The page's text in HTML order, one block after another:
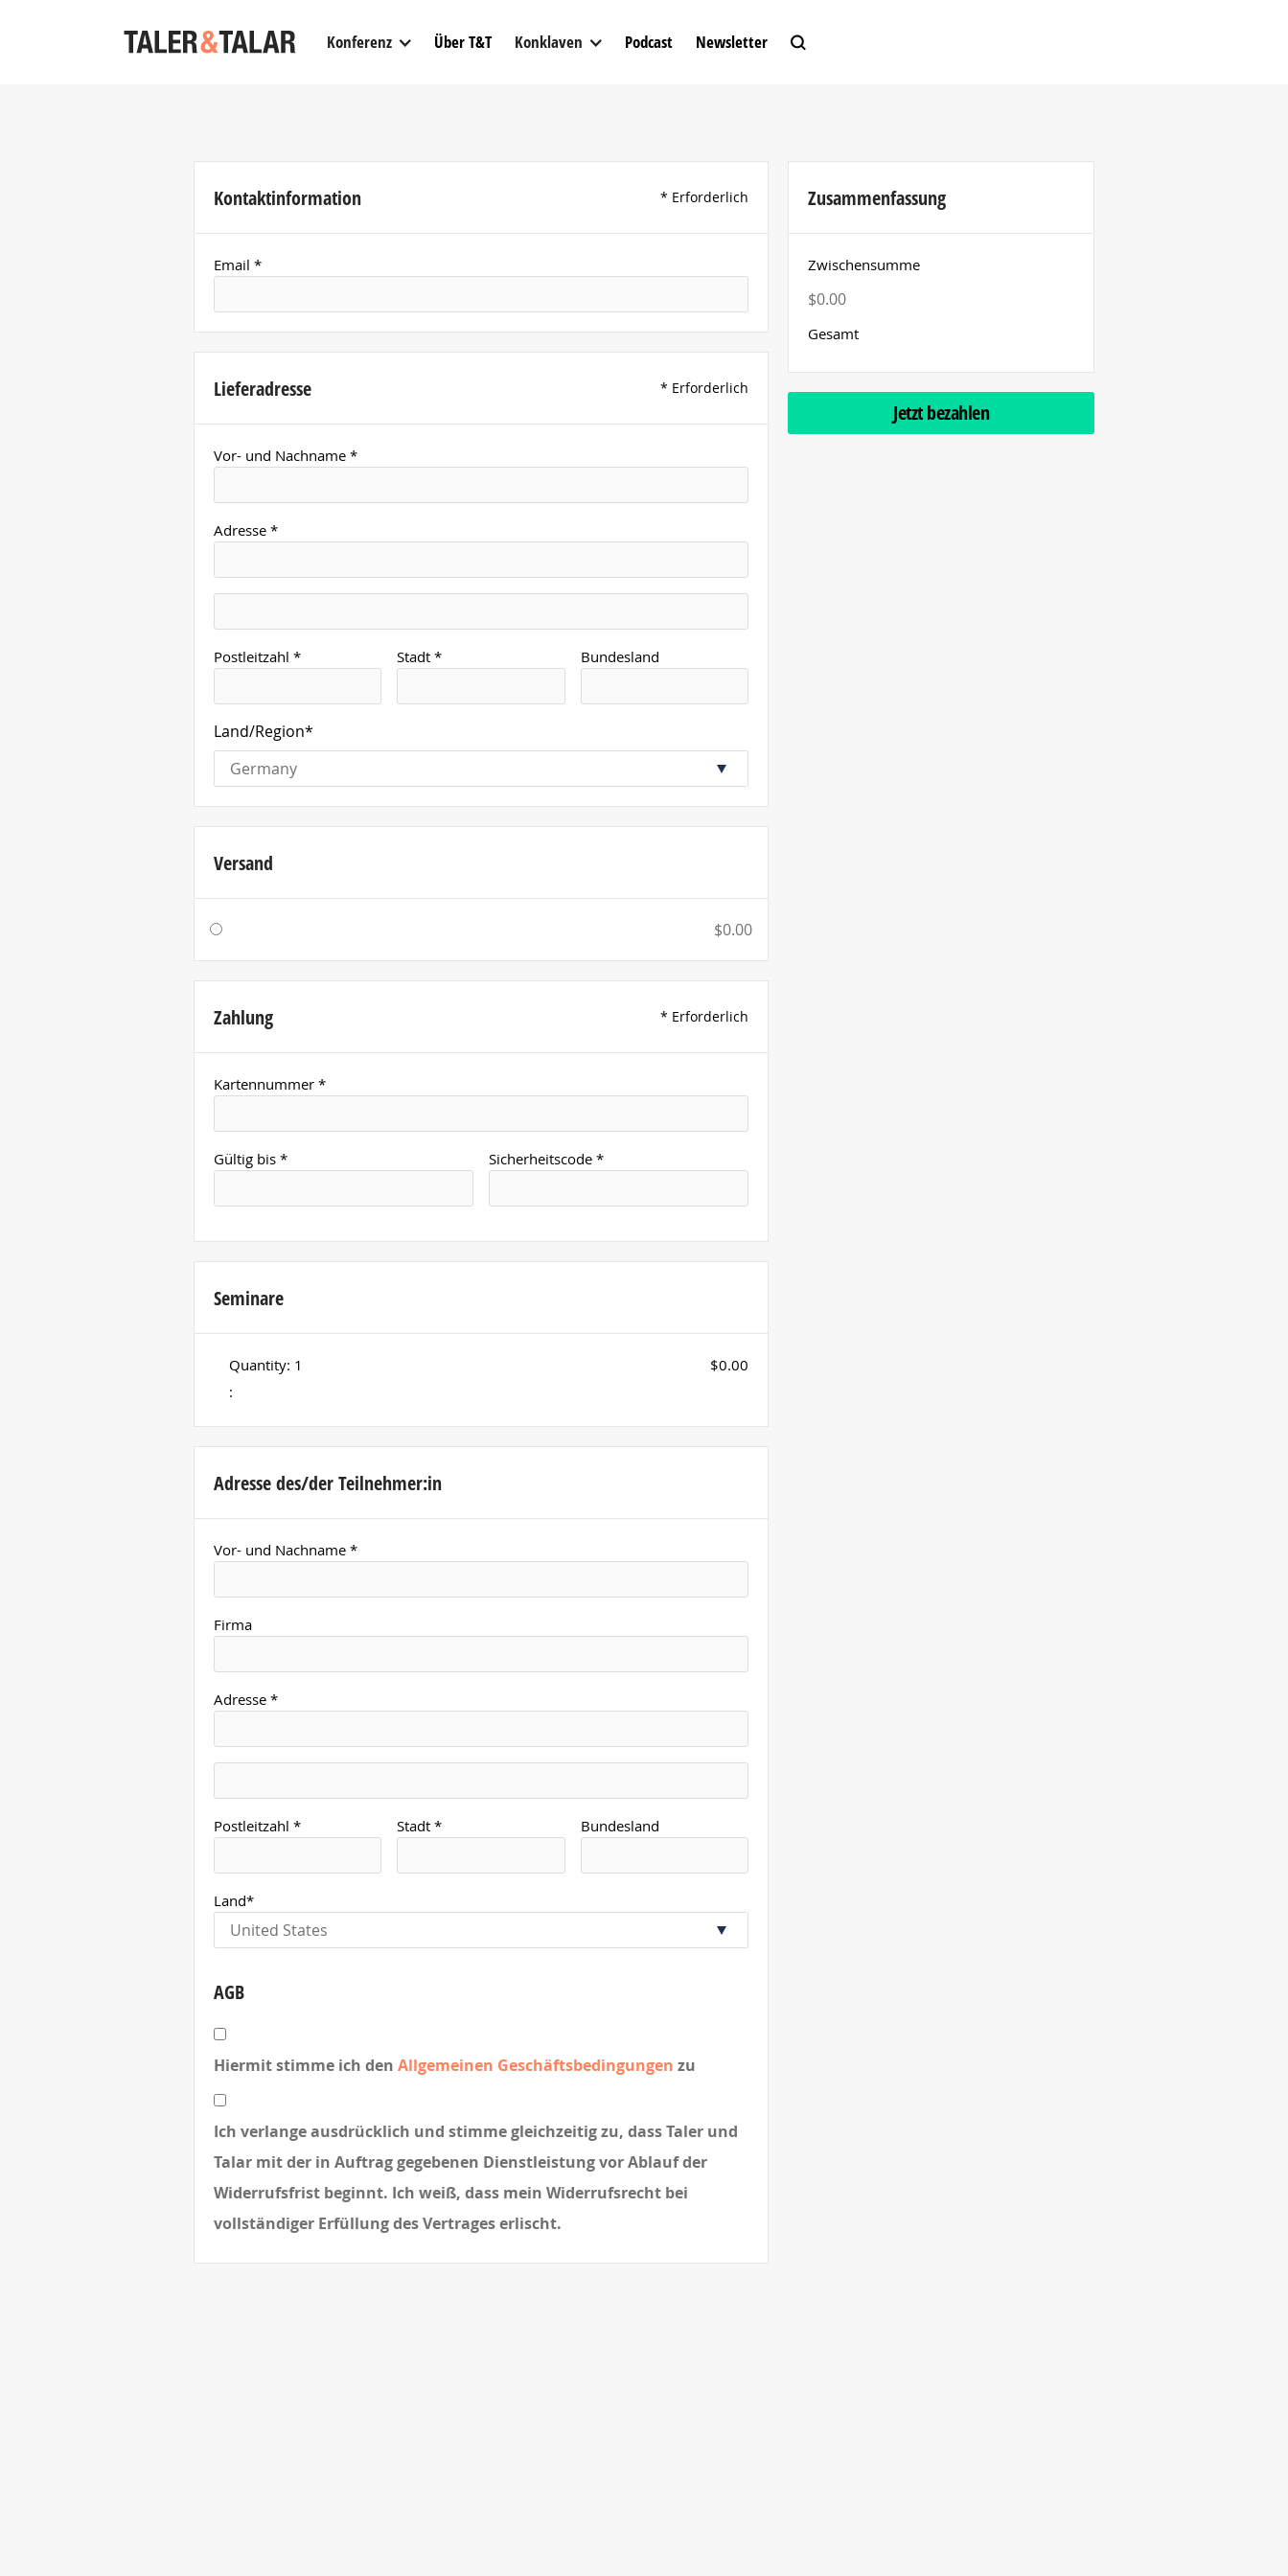
Konferenz Über T&T Konklaven Podcast Newsletter
Kontaktinformation * Erforderlich
Email *
Lieferadresse * Erforderlich
Vor- und Nachname *
Adresse *
Postleitzahl * Stadt * Bundesland
Land/Region*
Versand
$0.00
Zahlung * Erforderlich
Kartennummer *
Gültig bis * Sicherheitscode *
Seminare
1
:
$0.00
Adresse des/der Teilnehmer:in
Vor- und Nachname *
Firma
Adresse *
Postleitzahl * Stadt * Bundesland
Land*
AGB
Hiermit stimme ich den Allgemeinen Geschäftsbedingungen zu
Ich verlange ausdrücklich und stimme gleichzeitig zu, dass Taler und
Talar mit der in Auftrag gegebenen Dienstleistung vor Ablauf der
Widerrufsfrist beginnt. Ich weiß, dass mein Widerrufsrecht bei
vollständiger Erfüllung des Vertrages erlischt.
Zusammenfassung
Zwischensumme
$0.00
Gesamt
Jetzt bezahlen